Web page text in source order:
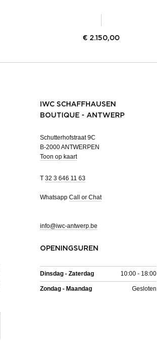
€ 2.150,00
IWC SCHAFFHAUSEN
BOUTIQUE - ANTWERP
Schutterhofstraat 9C
B-2000 ANTWERPEN
Toon op kaart
T 32 3 646 11 63
Whatsapp Call or Chat
info@iwc-antwerp.be
OPENINGSUREN
Dinsdag - Zaterdag 10:00 - 18:00
Zondag - Maandag Gesloten